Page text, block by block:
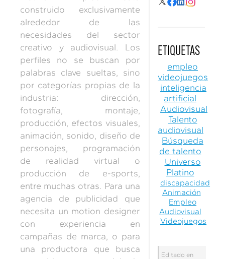
construido exclusivamente
alrededor de las
necesidades del sector
creativo y audiovisual. Los
perfiles no se buscan por
palabras clave sueltas, sino
por categorías propias de la
industria: dirección,
fotografía, montaje,
producción, efectos visuales,
animación, sonido, diseño de
personajes, programación
de realidad virtual o
producción de e-sports,
entre muchas otras. Para una
agencia de publicidad que
necesita un motion designer
con experiencia en
campañas de marca, o para
una productora que busca
empresas.
ETIQUETAS
empleo
videojuegos
inteligencia
artificial
Audiovisual
Talento
audiovisual
Búsqueda
de talento
Universo
Platino
discapacidad
Animación
Empleo
Audiovisual
Videojuegos
Editado en